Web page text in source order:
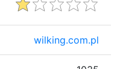
wilking.com.pl